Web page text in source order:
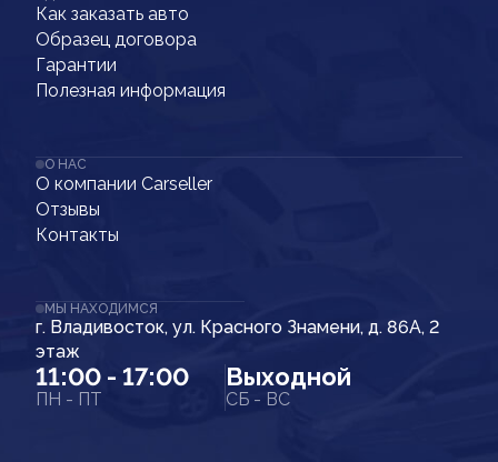
Как заказать авто
Образец договора
Гарантии
Полезная информация
О НАС
О компании Carseller
Отзывы
Контакты
МЫ НАХОДИМСЯ
г. Владивосток, ул. Красного Знамени, д. 86А, 2
этаж
11:00 - 17:00
ПН - ПТ
Выходной
СБ - ВС